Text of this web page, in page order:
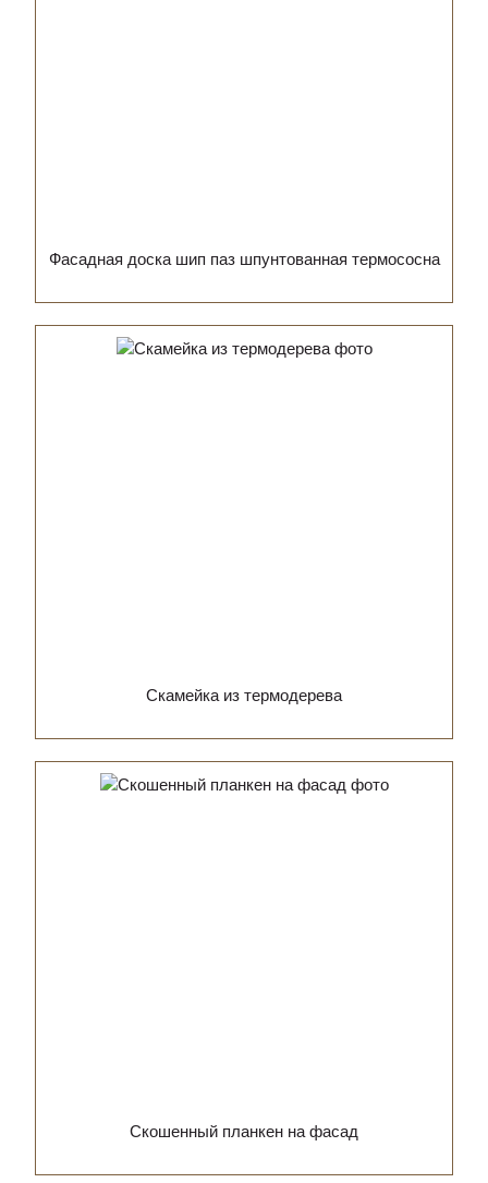
Фасадная доска шип паз шпунтованная термососна
Скамейка из термодерева
Скошенный планкен на фасад